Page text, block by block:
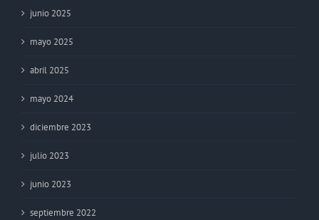
junio 2025
mayo 2025
abril 2025
mayo 2024
diciembre 2023
julio 2023
junio 2023
septiembre 2022